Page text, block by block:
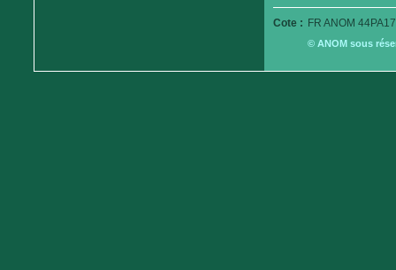
Cote : FR ANOM
© ANOM sous